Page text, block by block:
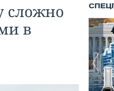
сложно
в